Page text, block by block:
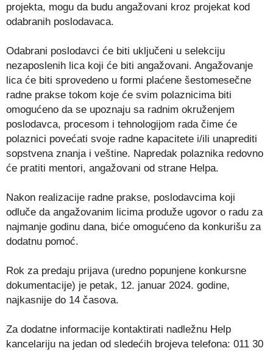
projekta, mogu da budu angažovani kroz projekat kod
odabranih poslodavaca.
Odabrani poslodavci će biti uključeni u selekciju
nezaposlenih lica koji će biti angažovani. Angažovanje
lica će biti sprovedeno u formi plaćene šestomesečne
radne prakse tokom koje će svim polaznicima biti
omogućeno da se upoznaju sa radnim okruženjem
poslodavca, procesom i tehnologijom rada čime će
polaznici povećati svoje radne kapacitete i/ili unaprediti
sopstvena znanja i veštine. Napredak polaznika redovno
će pratiti mentori, angažovani od strane Helpa.
Nakon realizacije radne prakse, poslodavcima koji
odluče da angažovanim licima produže ugovor o radu za
najmanje godinu dana, biće omogućeno da konkurišu za
dodatnu pomoć.
Rok za predaju prijava (uredno popunjene konkursne
dokumentacije) je petak, 12. januar 2024. godine,
najkasnije do 14 časova.
Za dodatne informacije kontaktirati nadležnu Help
kancelariju na jedan od sledećih brojeva telefona: 011 30